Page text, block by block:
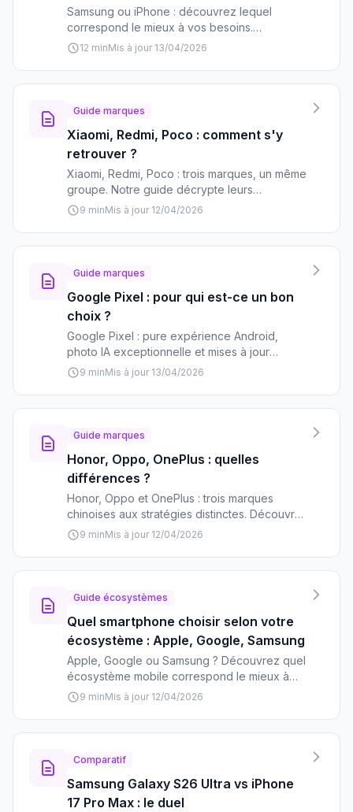
Samsung ou iPhone : découvrez lequel
correspond le mieux à vos besoins.
Comparaison complète des écosystèmes,
marque pour faire le bon choix en 2026.
12 minMis à jour 13/04/2026
Guide marques
Xiaomi, Redmi, Poco : comment s'y
retrouver ?
Xiaomi, Redmi, Poco : trois marques, un même
groupe. Notre guide décrypte leurs
différences, leurs gammes et vous aide à
vraiment.
9 minMis à jour 12/04/2026
Guide marques
Google Pixel : pour qui est-ce un bon
choix ?
Google Pixel : pure expérience Android,
photo IA exceptionnelle et mises à jour
garanties. Découvrez si cette marque
budget.
9 minMis à jour 13/04/2026
Guide marques
Honor, Oppo, OnePlus : quelles
différences ?
Honor, Oppo et OnePlus : trois marques
chinoises aux stratégies distinctes. Découvrez
leurs différences, forces et faiblesses pour
budget.
9 minMis à jour 12/04/2026
Guide écosystèmes
Quel smartphone choisir selon votre
écosystème : Apple, Google, Samsung
Apple, Google ou Samsung ? Découvrez quel
écosystème mobile correspond le mieux à
vos besoins, vos appareils et votre façon
9 minMis à jour 12/04/2026
Comparatif
Samsung Galaxy S26 Ultra vs iPhone
17 Pro Max : le duel